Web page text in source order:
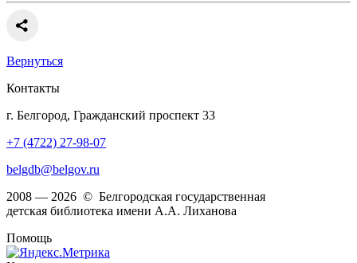
Вернуться
Контакты
г. Белгород, Гражданский проспект 33
+7 (4722) 27-98-07
belgdb@belgov.ru
2008 — 2026 © Белгородская государственная
детская библиотека имени А.А. Лиханова
Помощь